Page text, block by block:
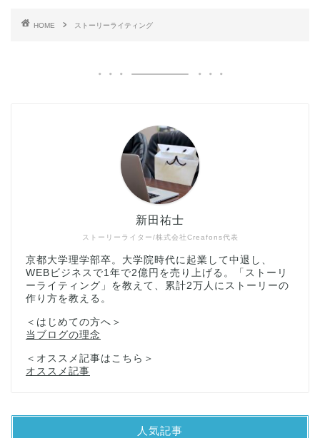
HOME ストーリーライティング
ストーリーライター/株式会社Creafons代表
新田祐士
京都大学理学部卒。大学院時代に起業して中退し、
WEBビジネスで1年で2億円を売り上げる。「ストーリ
ーライティング」を教えて、累計2万人にストーリーの
作り方を教える。
＜はじめての方へ＞
当ブログの理念
＜オススメ記事はこちら＞
オススメ記事
人気記事